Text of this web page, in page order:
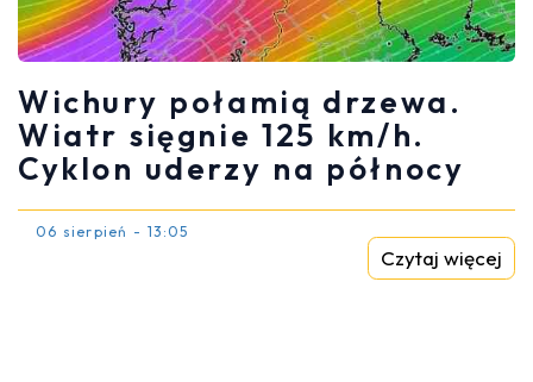
Wichury połamią drzewa.
Wiatr sięgnie 125 km/h.
Cyklon uderzy na północy
06 sierpień - 13:05
Czytaj więcej